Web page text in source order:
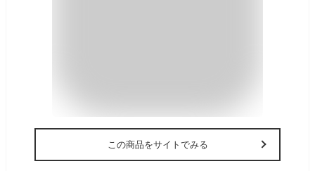
この商品をサイトでみる